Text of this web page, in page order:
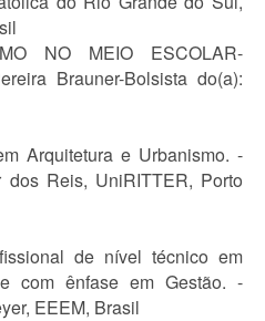
NO MEIO ESCOLAR-
Brauner-Bolsista do(a):
Arquitetura e Urbanismo. -
Reis, UniRITTER, Porto
de nível técnico em
com ênfase em Gestão. -
EEEM, Brasil